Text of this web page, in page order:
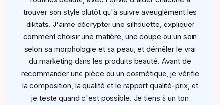
trouver son style plutôt qu'à suivre aveuglément les
diktats. J'aime décrypter une silhouette, expliquer
comment choisir une matière, une coupe ou un soin
selon sa morphologie et sa peau, et démêler le vrai
du marketing dans les produits beauté. Avant de
recommander une pièce ou un cosmétique, je vérifie
la composition, la qualité et le rapport qualité-prix, et
je teste quand c'est possible. Je tiens à un ton